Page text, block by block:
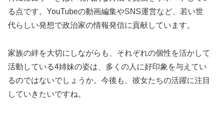
る点です。YouTubeの動画編集やSNS運営など、若い世
代らしい発想で政治家の情報発信に貢献しています。
家族の絆を大切にしながらも、それぞれの個性を活かして
活動している4姉妹の姿は、多くの人に好印象を与えてい
るのではないでしょうか。今後も、彼女たちの活躍に注目
していきたいですね。